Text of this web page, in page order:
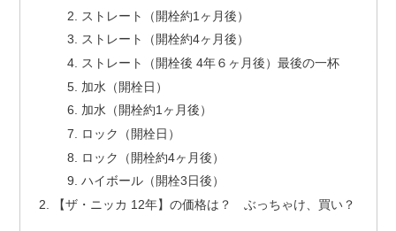
ストレート（開栓約1ヶ月後）
ストレート（開栓約4ヶ月後）
ストレート（開栓後 4年６ヶ月後）最後の一杯
加水（開栓日）
加水（開栓約1ヶ月後）
ロック（開栓日）
ロック（開栓約4ヶ月後）
ハイボール（開栓3日後）
【ザ・ニッカ 12年】の価格は？ ぶっちゃけ、買い？